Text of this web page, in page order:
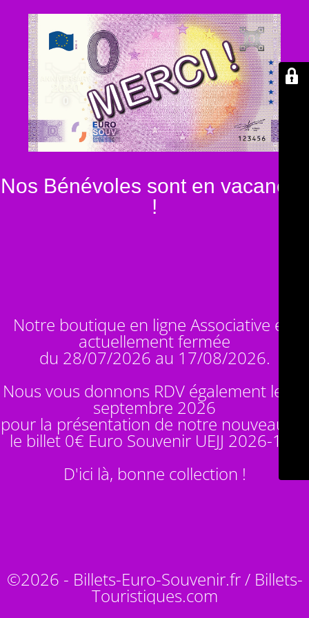
Nos Bénévoles sont en vacances
!
Notre boutique en ligne Associative est
actuellement fermée
du 28/07/2026 au 17/08/2026.
Nous vous donnons RDV également le 14
septembre 2026
pour la présentation de notre nouveauté :
le billet 0€ Euro Souvenir UEJJ 2026-10
D'ici là, bonne collection !
©2026 - Billets-Euro-Souvenir.fr / Billets-
Touristiques.com